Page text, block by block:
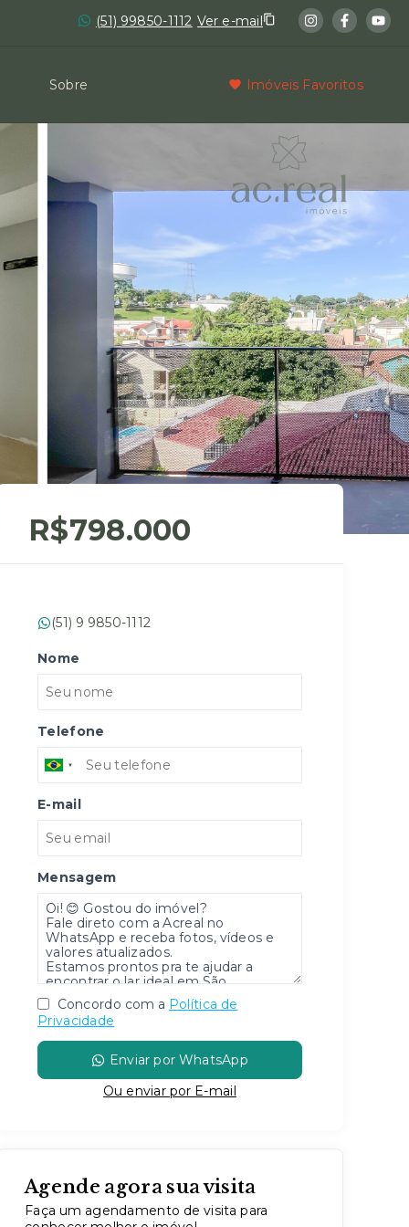
(51) 99850-1112 Ver e-mail
Sobre Imóveis Favoritos
R$798.000
(51) 9 9850-1112
Nome
Telefone
E-mail
Mensagem
Concordo com a Política de
Privacidade
Enviar por WhatsApp
Ou enviar por E-mail
Agende agora sua visita
Faça um agendamento de visita para